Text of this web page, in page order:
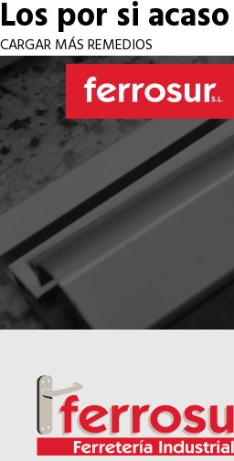
Los por si
CARGAR MÁS REMEDIOS